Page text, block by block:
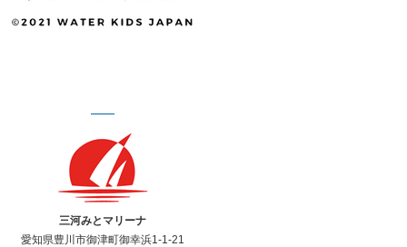
三河みとマリーナ
愛知県豊川市御津町御幸浜1-1-21